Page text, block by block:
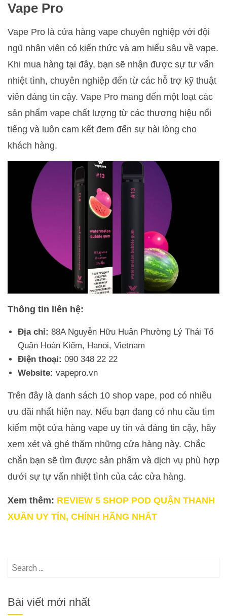
Vape Pro
Vape Pro là cửa hàng vape chuyên nghiệp với đội
ngũ nhân viên có kiến thức và am hiểu sâu về vape.
Khi mua hàng tại đây, bạn sẽ nhận được sự tư vấn
nhiệt tình, chuyên nghiệp đến từ các hỗ trợ kỹ thuật
viên đáng tin cậy. Vape Pro mang đến một loạt các
sản phẩm vape chất lượng từ các thương hiệu nổi
tiếng và luôn cam kết đem đến sự hài lòng cho
khách hàng.
Thông tin liên hệ:
Địa chỉ: 88A Nguyễn Hữu Huân Phường Lý Thái Tổ
Quận Hoàn Kiếm, Hanoi, Vietnam
Điện thoại: 090 348 22 22
Website: vapepro.vn
Trên đây là danh sách 10 shop vape, pod có nhiều
ưu đãi nhất hiện nay. Nếu bạn đang có nhu cầu tìm
kiếm một cửa hàng vape uy tín và đáng tin cậy, hãy
xem xét và ghé thăm những cửa hàng này. Chắc
chắn bạn sẽ tìm được sản phẩm và dịch vụ phù hợp
dưới sự tự vấn nhiệt tình của các cửa hàng.
Xem thêm: REVIEW 5 SHOP POD QUẬN THANH
XUÂN UY TÍN, CHÍNH HÃNG NHẤT
Search
Bài viết mới nhất